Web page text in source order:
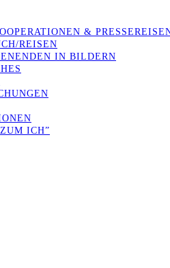
&
REISEN
IN BILDERN
ICH”